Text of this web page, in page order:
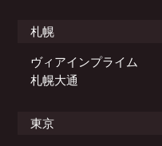
札幌
ヴィアインプライム
札幌大通
東京